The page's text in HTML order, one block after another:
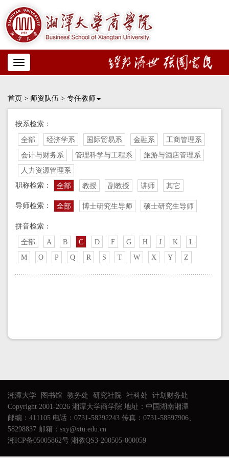
Toggle
navigation
首页 > 师资队伍 > 专任教师
按系检索：
全部 经济学系 国际贸易系 金融系
工商管理系
会计与财务系
管理科学与工程系
旅游与酒店管理系
人力资源管理系
职称检索：
全部 教授 副教授 讲师 其它
导师检索： 全部 博士研究生导师 硕士研究生导师
拼音检索：
全部 A B C D F G H J K
L
M
O P Q R S T W X Y Z
湘潭大学 图书馆 教务处 研究社院 社科处
计划财务处
Copyright 2001-2026 湘潭大学商学院 地址：中国湖南湘潭
邮编：411105 电话：0731-58292243 传真：0731-58597906、
58298837 邮箱：sxy@xtu.edu.cn
湘ICP备05005862号 湘教QS3-200505-000059